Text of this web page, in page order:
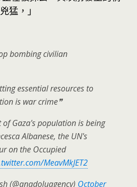
猛，」
bombing civilian
essential resources to
is war crime❞
Gaza's population is being
Albanese, the UN's
on the Occupied
MeavMkJET2
(@anadoluagency) October